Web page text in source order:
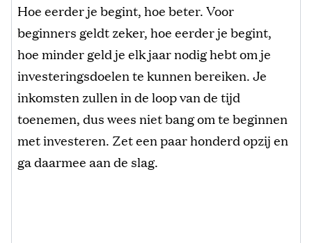
Hoe eerder je begint, hoe beter. Voor
beginners geldt zeker, hoe eerder je begint,
hoe minder geld je elk jaar nodig hebt om je
investeringsdoelen te kunnen bereiken. Je
inkomsten zullen in de loop van de tijd
toenemen, dus wees niet bang om te beginnen
met investeren. Zet een paar honderd opzij en
ga daarmee aan de slag.